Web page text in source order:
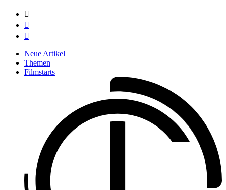



Neue Artikel
Themen
Filmstarts